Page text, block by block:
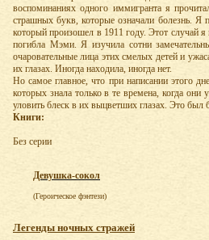
воспоминаниях одного иммигранта я
страшных букв, которые означали болезнь. Я
который произошел в 1911 году. Этот случай
погибла Мэми. Я изучила сотни
очаровательные лица этих смелых детей и
их глазах. Иногда находила, иногда нет.
Но самое главное, что при написании этого
которых знала только в те времена, когда
уловить блеск в их выцветших глазах. Это был
Книги:
Без серии
Девушка-сокол
(Героическое фэнтези)
Легенды ночных стражей